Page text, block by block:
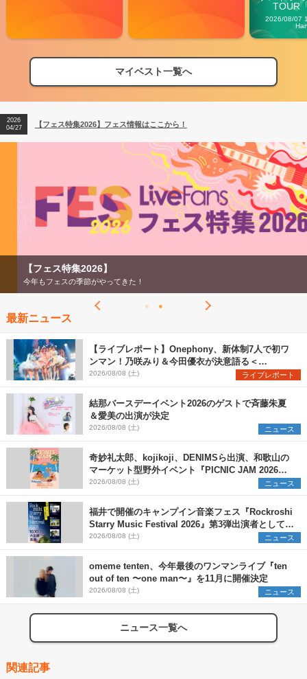
TOUR
2026/08/07
マイベスト一覧へ
【フェス特集2026】フェス情報はここから！
【ライブ動員ランキング】2026年上半期編発表！
2026
04/27
【フェス特集2026】フェス情報はここから！
2026
【ライブ動員ランキング】2026年上半期編発表！
【フェス特集2026】
今年もフェスの季節がやってきた！
最新ニュース
【ライブレポート】Onephony、新体制7人で初ワ
ンマン！乃咲みり＆今田優衣が決意語る＜
Onephony新体制1st Oneman Live はじまりの夏
＞
2026/08/08 (土) ライブレポート
結那バースデーイベント2026のゲストで斉藤朱夏
＆愛美の出演が決定
2026/08/08 (土) ニュース
奇妙礼太郎、kojikoji、DENIMSら出演、和歌山の
マーケット型野外イベント『PICNIC JAM 2026』
早割チケット発売開始
2026/08/08 (土) ニュース
福井で開催のキャンプイン音楽フェス『Rockroshi
Starry Music Festival 2026』第3弾出演者として
SCOOBIE DO、かりゆし58、Reiを発表
2026/08/08 (土) ニュース
omeme tenten、今年最後のワンマンライブ『ten
out of ten 〜one man〜』を11月に開催決定
2026/08/08 (土) ニュース
ニュース一覧へ
関連記事